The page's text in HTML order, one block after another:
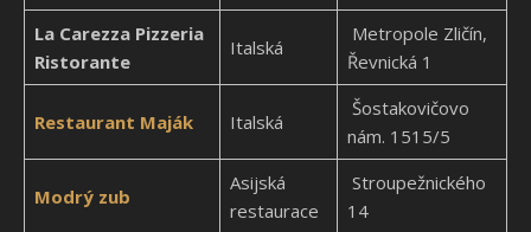
La Carezza Pizzeria
Ristorante
Italská
Metropole Zličín,
Řevnická 1
Restaurant Maják Italská
Šostakovičovo
nám. 1515/5
Modrý zub
Asijská
restaurace
Stroupežnického
14